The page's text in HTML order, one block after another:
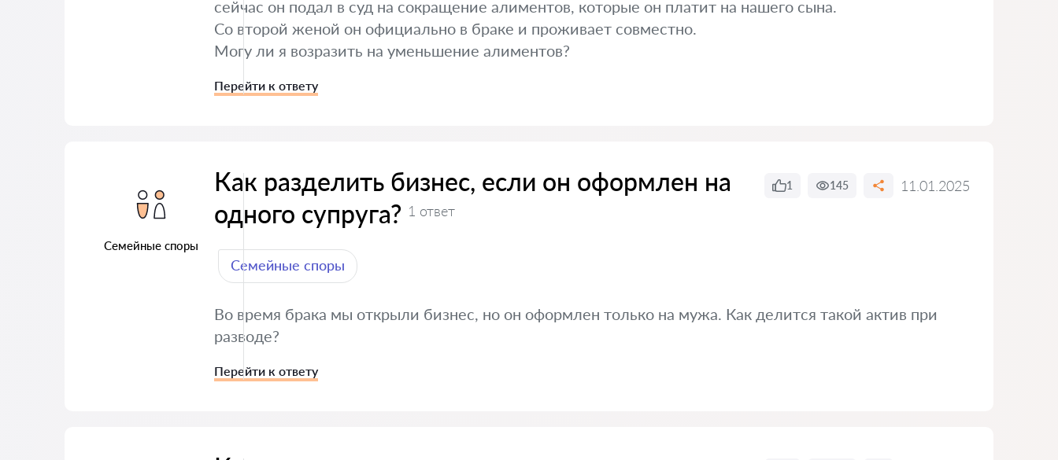
сейчас он подал в суд на сокращение алиментов, которые он платит на нашего сына.
Со второй женой он официально в браке и проживает совместно.
Могу ли я возразить на уменьшение алиментов?
Перейти к ответу
Семейные споры
Как разделить бизнес, если он оформлен на
одного супруга? 1 ответ
1 145 11.01.2025
Семейные споры
Во время брака мы открыли бизнес, но он оформлен только на мужа. Как делится такой актив при
разводе?
Перейти к ответу